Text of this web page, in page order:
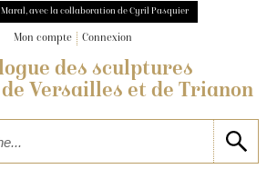
avec la collaboration de Cyril Pasquier
Mon compte Connexion
des sculptures
Versailles et de Trianon